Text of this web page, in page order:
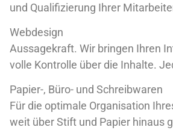
und Qualifizierung Ihrer
Webdesign
Aussagekraft. Wir bringen Ihren
volle Kontrolle über die Inhalte.
Papier-, Büro- und Schreibwaren
Für die optimale Organisation
weit über Stift und Papier hinaus